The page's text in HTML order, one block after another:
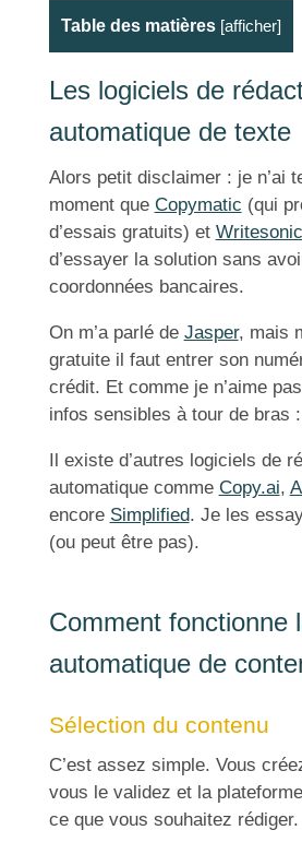
Table des matières [afficher]
Les logiciels de
automatique de texte
Alors petit disclaimer : je n’ai
moment que Copymatic (qui
d’essais gratuits) et Writesonic
d’essayer la solution sans
coordonnées bancaires.
On m’a parlé de Jasper, mais
gratuite il faut entrer son
crédit. Et comme je n’aime
infos sensibles à tour de bras :
Il existe d’autres logiciels de
automatique comme Copy.ai,
encore Simplified. Je les
(ou peut être pas).
Comment fonctionne
automatique de
Sélection du contenu
C’est assez simple. Vous
vous le validez et la
ce que vous souhaitez rédiger.